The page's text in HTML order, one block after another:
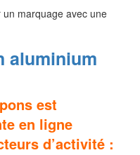
marquage avec une
aluminium
est
en ligne
d’activité :